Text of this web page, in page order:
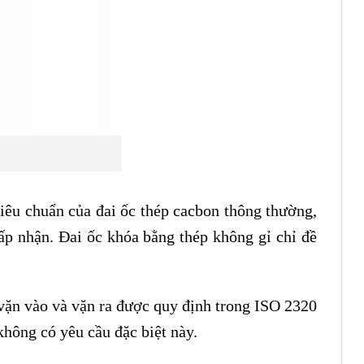
chuẩn của đai ốc thép cacbon thông thường,
nhận. Đai ốc khóa bằng thép không gỉ chỉ đề
vào và vặn ra được quy định trong ISO 2320
có yêu cầu đặc biệt này.